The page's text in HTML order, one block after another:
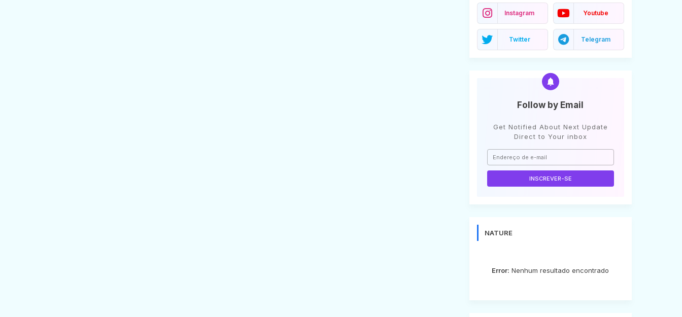
Instagram Youtube
Twitter Telegram
Follow by Email
Get Notified About Next Update
Direct to Your inbox
NATURE
Error: Nenhum resultado encontrado